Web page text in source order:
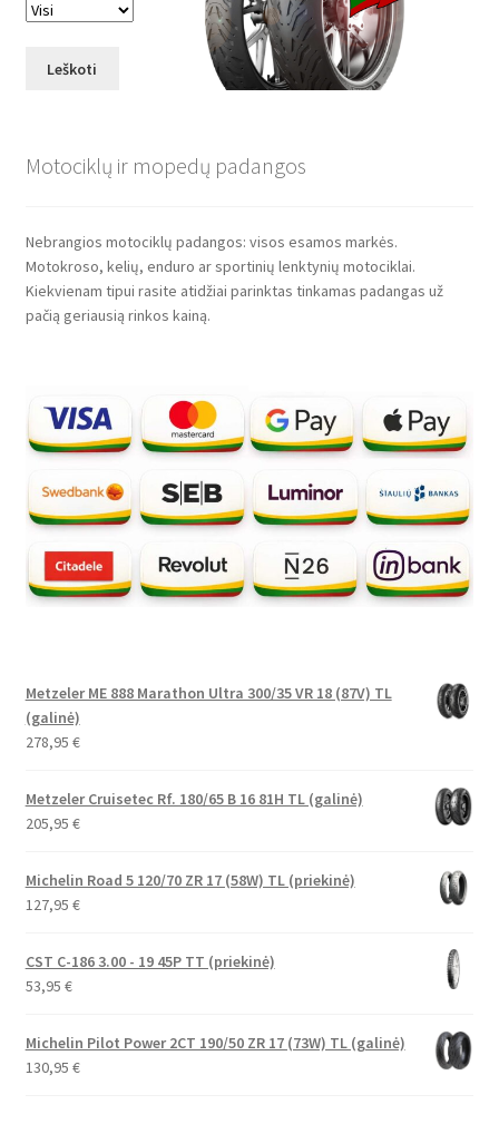
Leškoti
Motociklų ir mopedų padangos
Nebrangios motociklų padangos: visos esamos markės.
Motokroso, kelių, enduro ar sportinių lenktynių motociklai.
Kiekvienam tipui rasite atidžiai parinktas tinkamas padangas už
pačią geriausią rinkos kainą.
Metzeler ME 888 Marathon Ultra 300/35 VR 18 (87V) TL
(galinė)
278,95 €
Metzeler Cruisetec Rf. 180/65 B 16 81H TL (galinė)
205,95 €
Michelin Road 5 120/70 ZR 17 (58W) TL (priekinė)
127,95 €
CST C-186 3.00 - 19 45P TT (priekinė)
53,95 €
Michelin Pilot Power 2CT 190/50 ZR 17 (73W) TL (galinė)
130,95 €